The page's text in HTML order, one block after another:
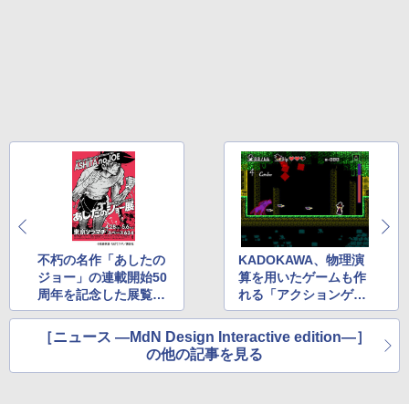
不朽の名作「あしたの
ジョー」の連載開始50
周年を記念した展覧会
が4月28日からスター
ト
KADOKAWA、物理演
算を用いたゲームも作
れる「アクションゲー
ムツクールMV」を今
夏発売
［ニュース ―MdN Design Interactive edition―］
の他の記事を見る